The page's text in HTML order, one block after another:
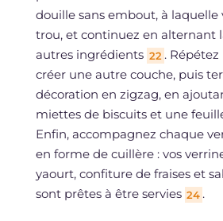
douille sans embout, à laquelle
trou, et continuez en alternant
autres ingrédients 22 .
créer une autre couche, puis
décoration en zigzag, en
miettes de biscuits et une
Enfin, accompagnez chaque
en forme de cuillère : vos
yaourt, confiture de fraises et
sont prêtes à être servies 24 .